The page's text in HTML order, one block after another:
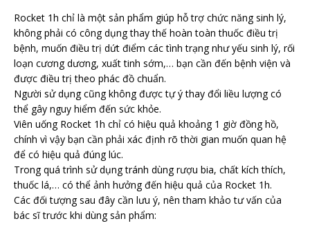
Rocket 1h chỉ là một sản phẩm giúp hỗ trợ chức năng sinh lý,
không phải có công dụng thay thế hoàn toàn thuốc điều trị
bệnh, muốn điều trị dứt điểm các tình trạng như yếu sinh lý, rối
loạn cương dương, xuất tinh sớm,… bạn cần đến bệnh viện và
được điều trị theo phác đồ chuẩn.
Người sử dụng cũng không được tự ý thay đổi liều lượng có
thể gây nguy hiểm đến sức khỏe.
Viên uống Rocket 1h chỉ có hiệu quả khoảng 1 giờ đồng hồ,
chính vì vậy bạn cần phải xác định rõ thời gian muốn quan hệ
để có hiệu quả đúng lúc.
Trong quá trình sử dụng tránh dùng rượu bia, chất kích thích,
thuốc lá,… có thể ảnh hưởng đến hiệu quả của Rocket 1h.
Các đối tượng sau đây cần lưu ý, nên tham khảo tư vấn của
bác sĩ trước khi dùng sản phẩm: